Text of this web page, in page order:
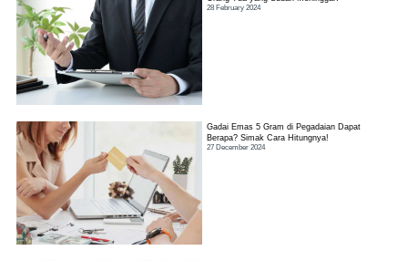
28 February 2024
Gadai Emas 5 Gram di Pegadaian Dapat
Berapa? Simak Cara Hitungnya!
27 December 2024